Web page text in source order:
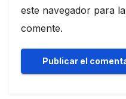
este navegador para
comente.